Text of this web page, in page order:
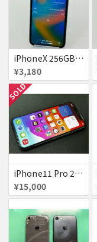
iPhoneX 256GB 赤ロム au ジャンク スペースグレイ A1902 送料無料
¥3,180
SOLD
iPhone11 Pro 256GB ジャンク品
¥15,000